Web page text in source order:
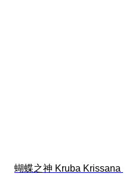
蝴蝶之神 Kruba Krissana